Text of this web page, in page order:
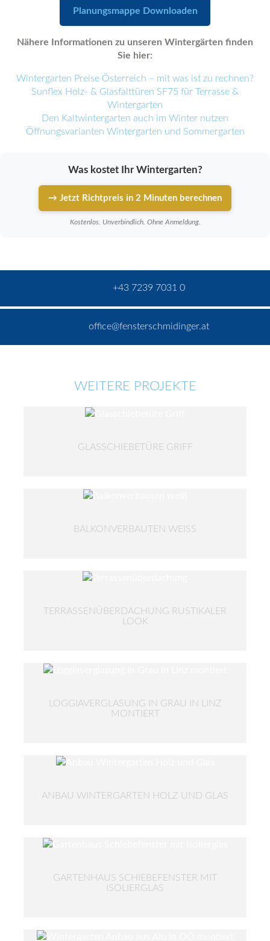
Planungsmappe Downloaden
Nähere Informationen zu unseren Wintergärten finden
Sie hier:
Wintergarten Preise Österreich – mit was ist zu rechnen?
Sunflex Holz- & Glasfalttüren SF75 für Terrasse &
Wintergarten
Den Kaltwintergarten auch im Winter nutzen
Öffnungsvarianten Wintergarten und Sommergarten
Was kostet Ihr Wintergarten?
→ Jetzt Richtpreis in 2 Minuten berechnen
Kostenlos. Unverbindlich. Ohne Anmeldung.
+43 7239 7031 0
office@fensterschmidinger.at
WEITERE PROJEKTE
GLASSCHIEBETÜRE GRIFF
BALKONVERBAUTEN WEISS
TERRASSENÜBERDACHUNG RUSTIKALER
LOOK
LOGGIAVERGLASUNG IN GRAU IN LINZ
MONTIERT
ANBAU WINTERGARTEN HOLZ UND GLAS
GARTENHAUS SCHIEBEFENSTER MIT
ISOLIERGLAS